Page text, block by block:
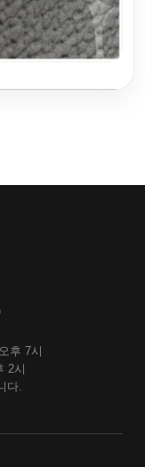
후 7시
2시
다.